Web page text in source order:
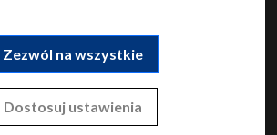
Zezwól na wszystkie
Dostosuj ustawienia